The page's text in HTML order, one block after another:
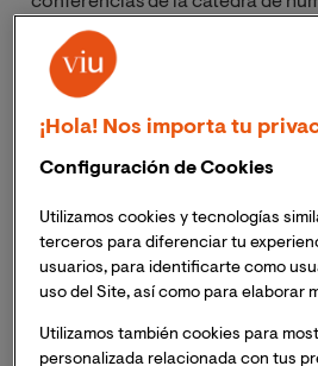
asistencia sanitaria: “Las
humanización de los cuidados
a su prevención”.
mismo día del evento un enlace
Sanitaria de la Universidad
(VIU), Fundación ASISA y
entre sus objetivos principales la
y sociosanitario. Desde esta
¡Hola! Nos importa tu
Configuración de Cookies
Utilizamos cookies y tecnologías
terceros para diferenciar tu
usuarios, para identificarte como
uso del Site, así como para elaborar
Utilizamos también cookies para
personalizada relacionada con tus